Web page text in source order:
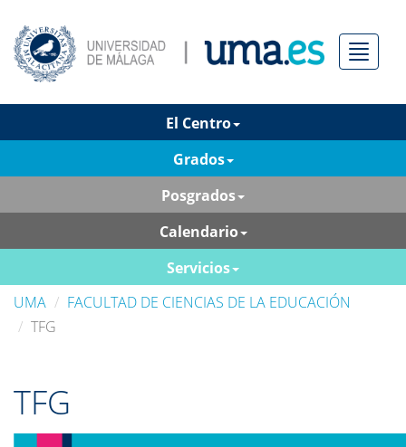
Menú
El Centro
Grados
Posgrados
Calendario
Servicios
UMA
FACULTAD DE CIENCIAS DE LA EDUCACIÓN
TFG
TFG